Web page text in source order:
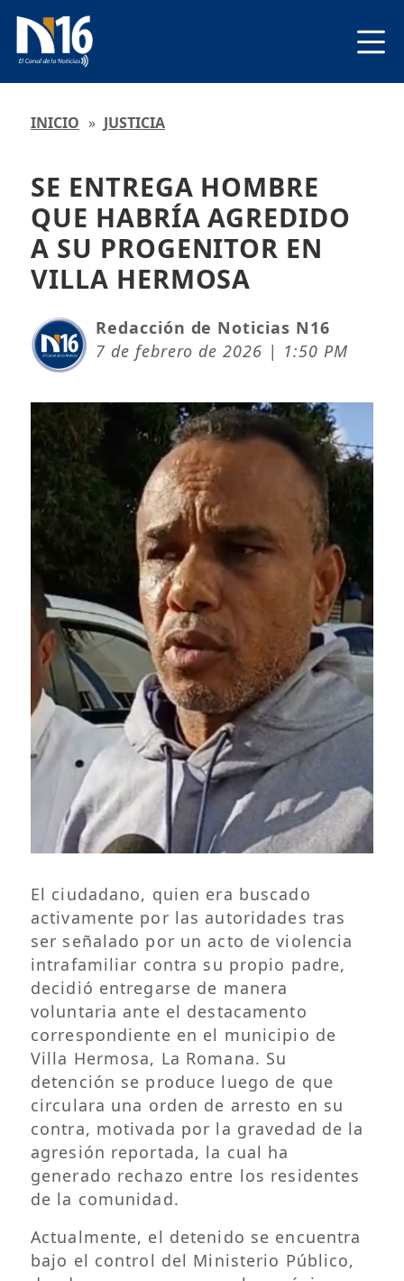
INICIO » JUSTICIA
SE ENTREGA HOMBRE
QUE HABRÍA AGREDIDO
A SU PROGENITOR EN
VILLA HERMOSA
Redacción de Noticias N16
7 de febrero de 2026 | 1:50 PM
El ciudadano, quien era buscado
activamente por las autoridades tras
ser señalado por un acto de violencia
intrafamiliar contra su propio padre,
decidió entregarse de manera
voluntaria ante el destacamento
correspondiente en el municipio de
Villa Hermosa, La Romana. Su
detención se produce luego de que
circulara una orden de arresto en su
contra, motivada por la gravedad de la
agresión reportada, la cual ha
generado rechazo entre los residentes
de la comunidad.
Actualmente, el detenido se encuentra
bajo el control del Ministerio Público,